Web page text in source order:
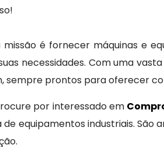
missão é fornecer máquinas e
necessidades. Com uma
sempre prontos para oferecer
por interessado em
de equipamentos industriais.